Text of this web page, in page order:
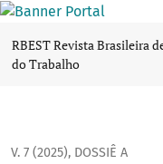
RBEST Revista Brasileira
do Trabalho
V. 7 (2025), DOSSIÊ A